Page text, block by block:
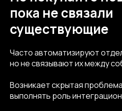
пока не связали
существующие
Часто автоматизируют
но не связывают их между
Возникает скрытая
выполнять роль